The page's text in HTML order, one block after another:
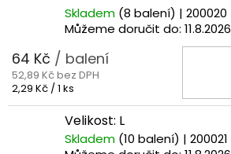
Skladem (8 balení) | 200020
Můžeme doručit do: 11.8.2026
64 Kč / balení
52,89 Kč bez DPH
Měrná
2,29 Kč / 1 ks
Velikost: L
Skladem (10 balení) | 200021